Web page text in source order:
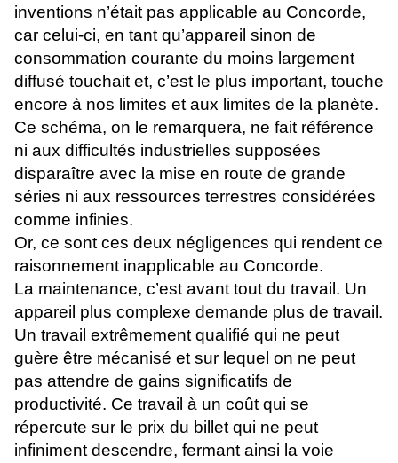
inventions n’était pas applicable au Concorde,
car celui-ci, en tant qu’appareil sinon de
consommation courante du moins largement
diffusé touchait et, c’est le plus important, touche
encore à nos limites et aux limites de la planète.
Ce schéma, on le remarquera, ne fait référence
ni aux difficultés industrielles supposées
disparaître avec la mise en route de grande
séries ni aux ressources terrestres considérées
comme infinies.
Or, ce sont ces deux négligences qui rendent ce
raisonnement inapplicable au Concorde.
La maintenance, c’est avant tout du travail. Un
appareil plus complexe demande plus de travail.
Un travail extrêmement qualifié qui ne peut
guère être mécanisé et sur lequel on ne peut
pas attendre de gains significatifs de
productivité. Ce travail à un coût qui se
répercute sur le prix du billet qui ne peut
infiniment descendre, fermant ainsi la voie